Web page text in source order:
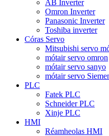
AB Inverter
Omron Inverter
Panasonic Inverter
Toshiba inverter
Córas Servo
Mitsubishi servo
mótair servo omron
mótair servo sanyo
mótair servo
PLC
Fatek PLC
Schneider PLC
Xinje PLC
HMI
Réamheolas HMI